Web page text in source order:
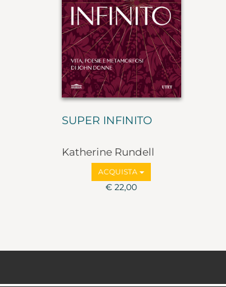
SUPER INFINITO
Katherine Rundell
ACQUISTA
€ 22,00